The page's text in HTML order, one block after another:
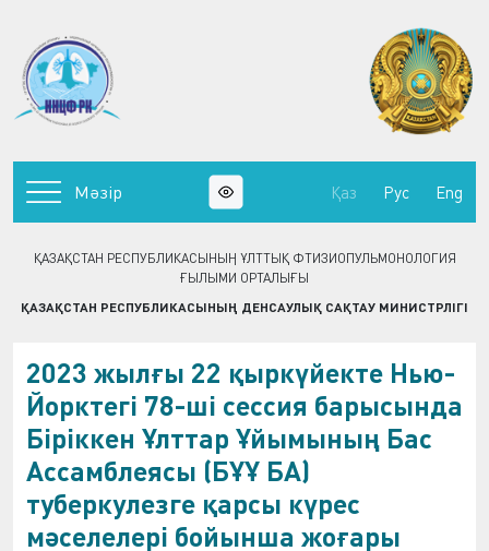
ҚАЗАҚСТАН РЕСПУБЛИКАСЫНЫҢ ҰЛТТЫҚ ФТИЗИОПУЛЬМОНОЛОГИЯ
ҒЫЛЫМИ ОРТАЛЫҒЫ
ҚАЗАҚСТАН РЕСПУБЛИКАСЫНЫҢ ДЕНСАУЛЫҚ САҚТАУ МИНИСТРЛІГІ
Мәзір Қаз Рус Eng
2023 жылғы 22 қыркүйекте Нью-
Йорктегі 78-ші сессия барысында
Біріккен Ұлттар Ұйымының Бас
Ассамблеясы (БҰҰ БА)
туберкулезге қарсы күрес
мәселелері бойынша жоғары